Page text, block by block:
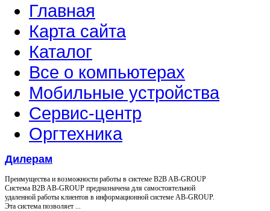
Главная
Карта сайта
Каталог
Все о компьютерах
Мобильные устройства
Сервис-центр
Оргтехника
Дилерам
Преимущества и возможности работы в системе B2B AB-GROUP
Система B2B AB-GROUP предназначена для самостоятельной
удаленной работы клиентов в информационной системе AB-GROUP.
Эта система позволяет ...